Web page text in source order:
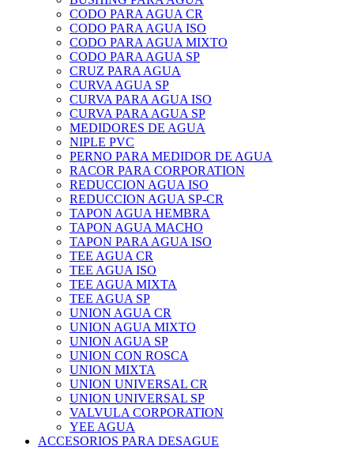
CODO PARA AGUA CR
CODO PARA AGUA ISO
CODO PARA AGUA MIXTO
CODO PARA AGUA SP
CRUZ PARA AGUA
CURVA AGUA SP
CURVA PARA AGUA ISO
CURVA PARA AGUA SP
MEDIDORES DE AGUA
NIPLE PVC
PERNO PARA MEDIDOR DE AGUA
RACOR PARA CORPORATION
REDUCCION AGUA ISO
REDUCCION AGUA SP-CR
TAPON AGUA HEMBRA
TAPON AGUA MACHO
TAPON PARA AGUA ISO
TEE AGUA CR
TEE AGUA ISO
TEE AGUA MIXTA
TEE AGUA SP
UNION AGUA CR
UNION AGUA MIXTO
UNION AGUA SP
UNION CON ROSCA
UNION MIXTA
UNION UNIVERSAL CR
UNION UNIVERSAL SP
VALVULA CORPORATION
YEE AGUA
ACCESORIOS PARA DESAGUE